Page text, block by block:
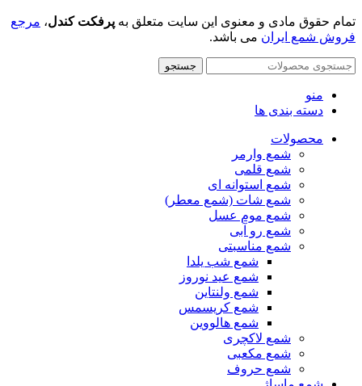
تمام حقوق مادی و معنوی این سایت متعلق به پرفکت کندل، مرجع
فروش شمع ایران می باشد.
جستجو
منو
دسته بندی ها
محصولات
شمع وارمر
شمع قلمی
شمع استوانه ای
شمع شات (شمع معطر)
شمع موم عسل
شمع رو آبی
شمع مناسبتی
شمع شب یلدا
شمع عید نوروز
شمع ولنتاین
شمع کریسمس
شمع هالووین
شمع لاکچری
شمع مکعبی
شمع حروف